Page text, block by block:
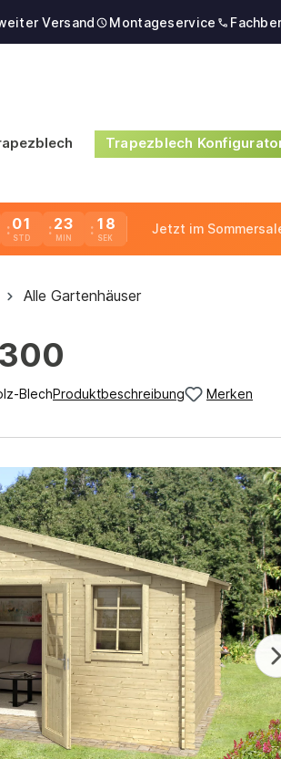
Versand Montageservice
Trapezblech
01 23 17 Jetzt im
Alle Gartenhäuser
BlechProduktbeschreibung Merken